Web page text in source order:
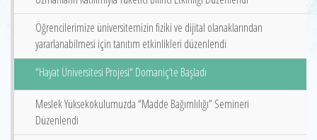
Öğrencilerimize üniversitemizin fiziki ve dijital olanaklarından
yararlanabilmesi için tanıtım etkinlikleri düzenlendi
“Hayat Üniversitesi Projesi“ Domaniç‘te Başladı
Meslek Yüksekokulumuzda “Madde Bağımlılığı” Semineri
Düzenlendi